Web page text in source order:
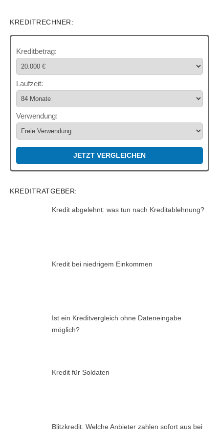
KREDITRECHNER:
Kreditbetrag:
Laufzeit:
Verwendung:
JETZT VERGLEICHEN
KREDITRATGEBER:
Kredit abgelehnt: was tun nach Kreditablehnung?
Kredit bei niedrigem Einkommen
Ist ein Kreditvergleich ohne Dateneingabe
möglich?
Kredit für Soldaten
Blitzkredit: Welche Anbieter zahlen sofort aus bei